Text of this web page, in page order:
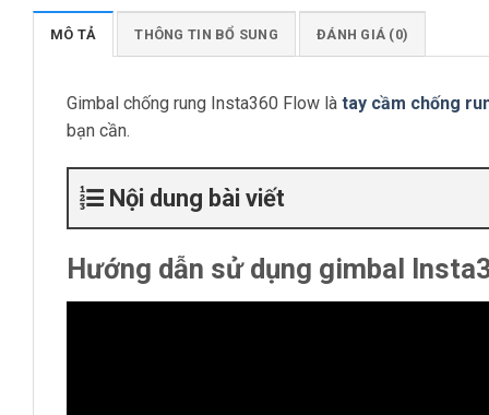
MÔ TẢ THÔNG TIN BỔ SUNG ĐÁNH GIÁ (0)
Gimbal chống rung Insta360 Flow là tay cầm chống
bạn cần.
Nội dung bài viết
Hướng dẫn sử dụng gimbal